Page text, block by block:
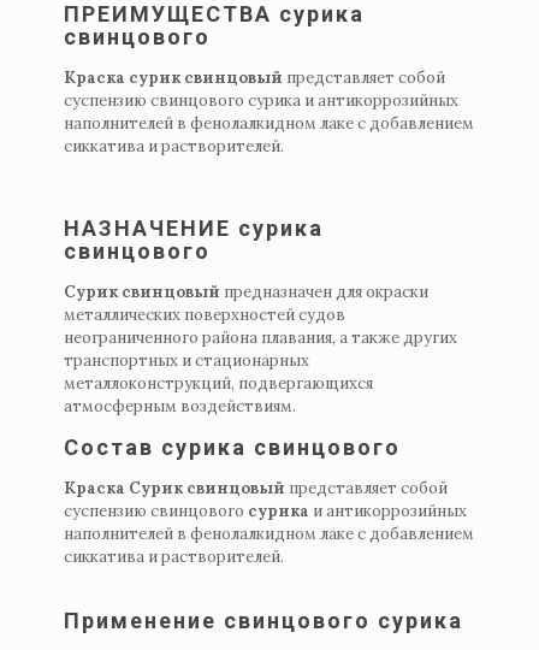
ПРЕИМУЩЕСТВА сурика
свинцового
Краска сурик свинцовый представляет собой
суспензию свинцового сурика и антикоррозийных
наполнителей в фенолалкидном лаке с добавлением
сиккатива и растворителей.
НАЗНАЧЕНИЕ сурика
свинцового
Сурик свинцовый предназначен для окраски
металлических поверхностей судов
неограниченного района плавания, а также других
транспортных и стационарных
металлоконструкций, подвергающихся
атмосферным воздействиям.
Состав сурика свинцового
Краска Сурик свинцовый представляет собой
суспензию свинцового сурика и антикоррозийных
наполнителей в фенолалкидном лаке с добавлением
сиккатива и растворителей.
Применение свинцового сурика